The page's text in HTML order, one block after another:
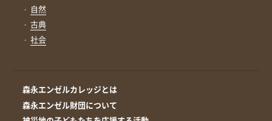
自然
古典
社会
森永エンゼルカレッジとは
森永エンゼル財団について